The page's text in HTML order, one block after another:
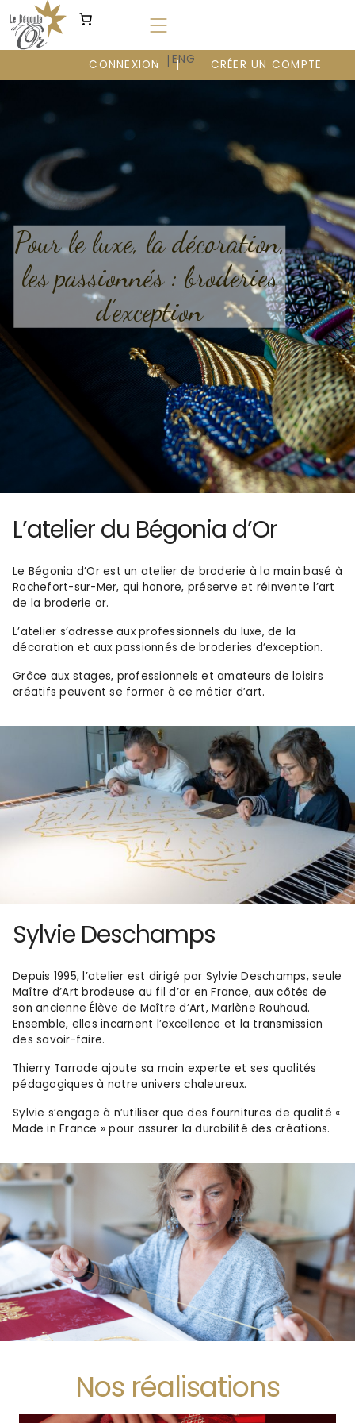
au
contenu
FR | ENG
CONNEXION CRÉER UN COMPTE
Pour le luxe, la décoration,
les passionnés : broderies
d’exception
L’atelier du Bégonia d’Or
Le Bégonia d’Or est un atelier de broderie à la main basé à
Rochefort-sur-Mer, qui honore, préserve et réinvente l’art
de la broderie or.
L’atelier s’adresse aux professionnels du luxe, de la
décoration et aux passionnés de broderies d’exception.
Grâce aux stages, professionnels et amateurs de loisirs
créatifs peuvent se former à ce métier d’art.
Sylvie Deschamps
Depuis 1995, l’atelier est dirigé par Sylvie Deschamps, seule
Maître d’Art brodeuse au fil d’or en France, aux côtés de
son ancienne Élève de Maître d’Art, Marlène Rouhaud.
Ensemble, elles incarnent l’excellence et la transmission
des savoir-faire.
Thierry Tarrade ajoute sa main experte et ses qualités
pédagogiques à notre univers chaleureux.
Sylvie s’engage à n’utiliser que des fournitures de qualité «
Made in France » pour assurer la durabilité des créations.
Nos réalisations